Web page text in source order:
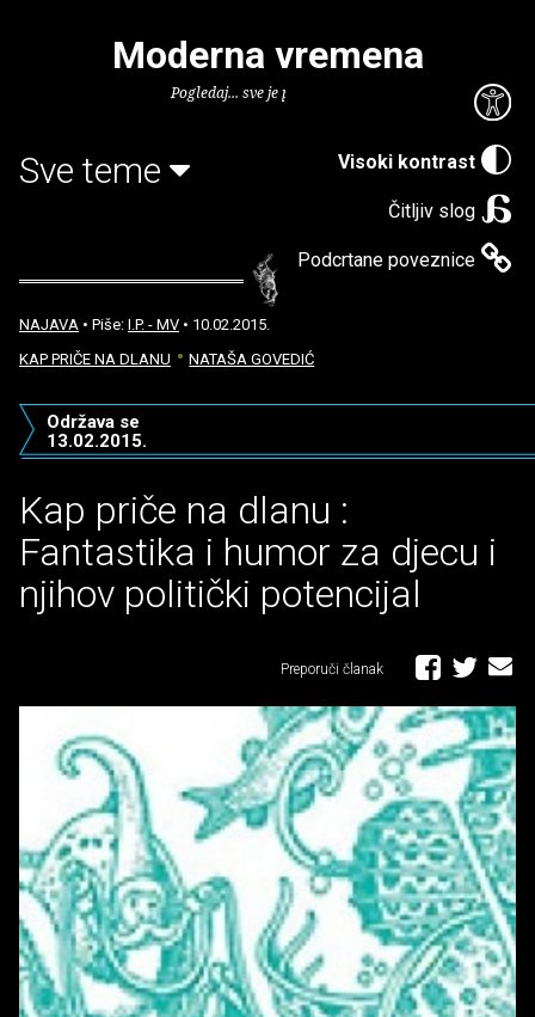
Visoki kontrast
Čitljiv slog
Podcrtane poveznice
Moderna vremena
Pogledaj... sve je puno knjiga.
Sve teme
NAJAVA • Piše: I.P. - MV • 10.02.2015.
KAP PRIČE NA DLANU
NATAŠA GOVEDIĆ
Kap priče na dlanu :
Fantastika i humor za djecu i
njihov politički potencijal
Održava se
13.02.2015.
Preporuči članak